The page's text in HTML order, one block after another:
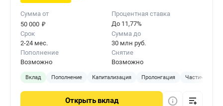
Сумма от
50 000 ₽
Процентная ставка
До 11,77%
Срок
2-24 мес.
Сумма до
30 млн руб.
Пополнение
Возможно
Снятие
Возможно
Вклад Пополнение Капитализация Пролонгация Частичное
Открыть вклад